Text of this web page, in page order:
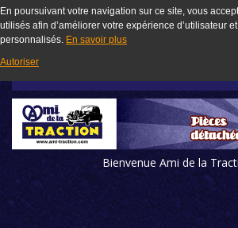
En poursuivant votre navigation sur ce site, vous
utilisés afin d’améliorer votre expérience d’utilisateur
personnalisés. En savoir plus
Autoriser
Bienvenue Ami de la